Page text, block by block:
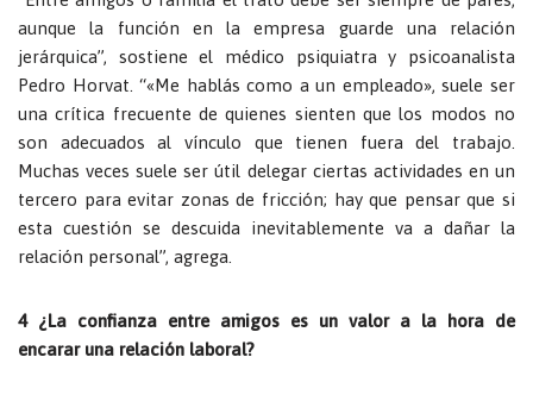
aunque la función en la empresa guarde una relación
jerárquica”, sostiene el médico psiquiatra y psicoanalista
Pedro Horvat. “«Me hablás como a un empleado», suele ser
una crítica frecuente de quienes sienten que los modos no
son adecuados al vínculo que tienen fuera del trabajo.
Muchas veces suele ser útil delegar ciertas actividades en un
tercero para evitar zonas de fricción; hay que pensar que si
esta cuestión se descuida inevitablemente va a dañar la
relación personal”, agrega.
4 ¿La confianza entre amigos es un valor a la hora de
encarar una relación laboral?